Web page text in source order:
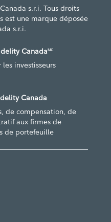
s.r.i. Tous droits
est une marque déposée
s.r.i.
CanadaMC
investisseurs
Canada
de compensation, de
aux firmes de
de portefeuille